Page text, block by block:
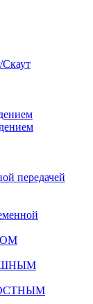
передачей